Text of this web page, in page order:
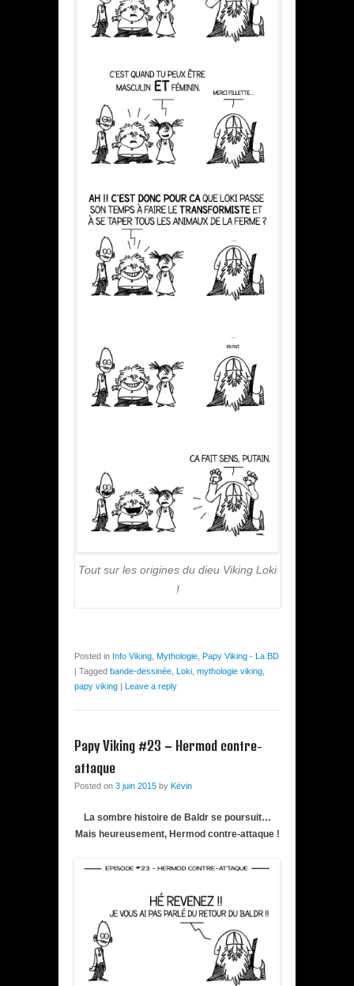
Tout sur les origines du dieu Viking Loki
!
Posted in Info Viking Mythologie Papy Viking - La BD
| Tagged bande-dessinée Loki mythologie viking
papy viking | Leave a reply
Papy Viking #23 – Hermod contre-
attaque
Posted on 3 juin 2015 by Kévin
La sombre histoire de Baldr se poursuit…
Mais heureusement, Hermod contre-attaque !